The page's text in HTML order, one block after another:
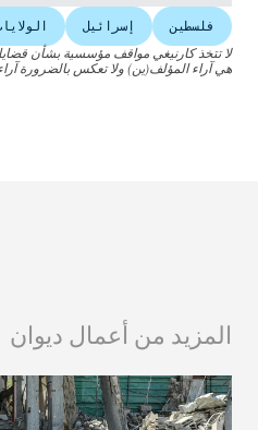
فلسطين إسرائيل
لا تتخذ كارنيغي مواقف مؤسسية بشأن قضايا
هي آراء المؤلف(ين) ولا تعكس بالضرورة
المزيد من أعمال ديوان